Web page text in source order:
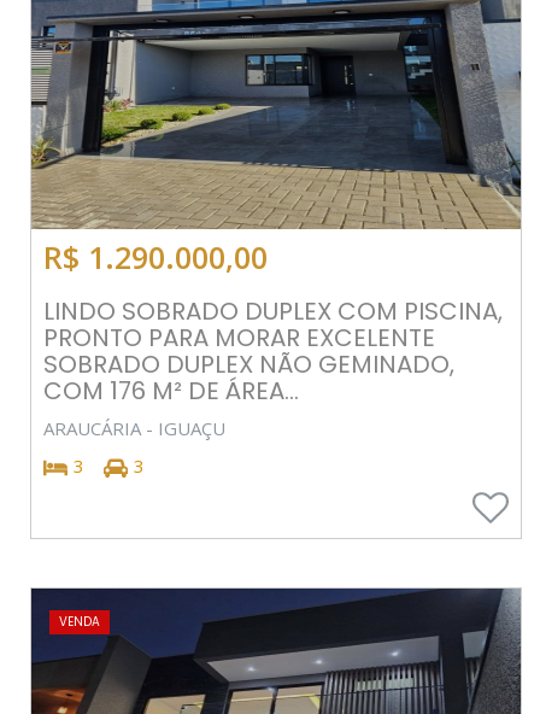
R$ 1.290.000,00
LINDO SOBRADO DUPLEX COM PISCINA,
PRONTO PARA MORAR EXCELENTE
SOBRADO DUPLEX NÃO GEMINADO,
COM 176 M² DE ÁREA...
ARAUCÁRIA - IGUAÇU
3
3
VENDA